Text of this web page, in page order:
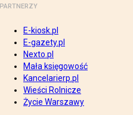
PARTNERZY
E-kiosk.pl
E-gazety.pl
Nexto.pl
Mała księgowość
Kancelarierp.pl
Wieści Rolnicze
Życie Warszawy